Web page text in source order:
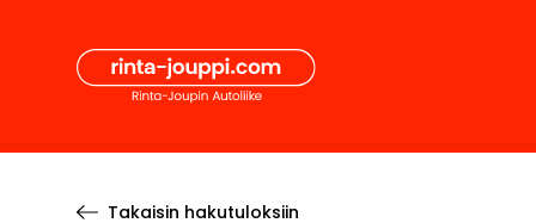
sisältöön
Takaisin hakutuloksiin